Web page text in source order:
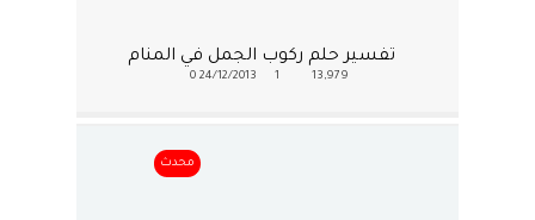
تفسير حلم ركوب الجمل في المنام
13,979
24/12/2013
0
محدث